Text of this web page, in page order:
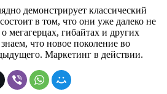
демонстрирует классический
в том, что они уже далеко не
мегагерцах, гибайтах и других
что новое поколение во
Маркетинг в действии.